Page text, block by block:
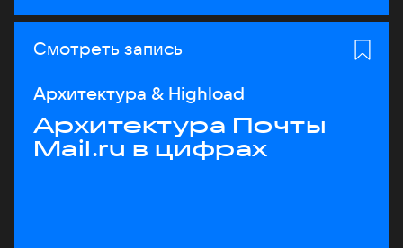
Смотреть запись
Архитектура & Highload
Архитектура Почты
Mail.ru в цифрах